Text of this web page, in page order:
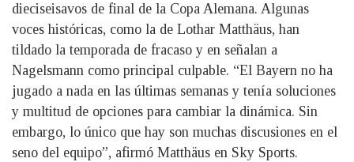
dieciseisavos de final de la Copa Alemana. Algunas
voces históricas, como la de Lothar Matthäus, han
tildado la temporada de fracaso y en señalan a
Nagelsmann como principal culpable. “El Bayern no ha
jugado a nada en las últimas semanas y tenía soluciones
y multitud de opciones para cambiar la dinámica. Sin
embargo, lo único que hay son muchas discusiones en el
seno del equipo”, afirmó Matthäus en Sky Sports.